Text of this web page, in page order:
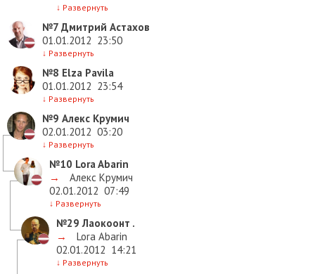
↓ Развернуть
№7 Дмитрий Астахов
01.01.2012 23:50
↓ Развернуть
№8 Elza Pavila
01.01.2012 23:54
↓ Развернуть
№9 Алекс Крумич
02.01.2012 03:20
↓ Развернуть
№10 Lora Abarin
→
Алекс Крумич
02.01.2012 07:49
↓ Развернуть
№29 Лаокоонт .
→
Lora Abarin
02.01.2012 14:21
↓ Развернуть